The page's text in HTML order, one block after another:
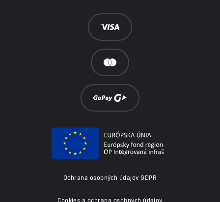
Ochrana osobných údajov GDPR
Cookies a ochrana osobných údajov